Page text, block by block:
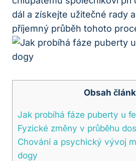
dál a získejte užitečné rady
příjemný průběh tohoto
Obsah
Jak probíhá fáze puberty u
Fyzické změny v průběhu
Chování a psychický vývoj
dogy